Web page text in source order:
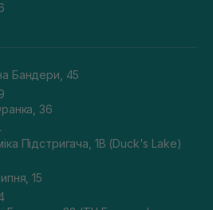
Бандери, 45
36
Підстригача, 1В (Duck's Lake)
15